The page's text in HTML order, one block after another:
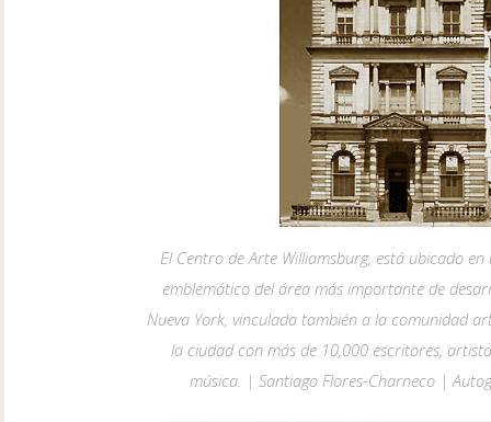
El Centro de Arte Williamsburg, está ubicado
emblemático del área más importante de
Nueva York, vinculada también a la comunidad
la ciudad con más de 10,000 escritores,
música. | Santiago Flores-Charneco |